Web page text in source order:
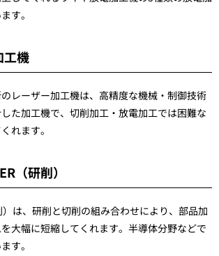
す。
工機
レーザー加工機は、高精度な機械・制御技術
た加工機で、切削加工・放電加工では困難な
れます。
（研削）
）は、研削と切削の組み合わせにより、部品加
大幅に短縮してくれます。半導体分野などで
す。